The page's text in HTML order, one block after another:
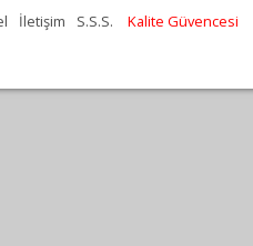
İletişim S.S.S. Kalite Güvencesi